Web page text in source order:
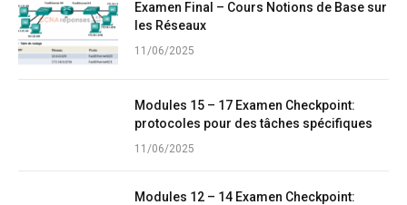
Examen Final – Cours Notions de Base sur
les Réseaux
11/06/2025
Modules 15 – 17 Examen Checkpoint:
protocoles pour des tâches spécifiques
11/06/2025
Modules 12 – 14 Examen Checkpoint: